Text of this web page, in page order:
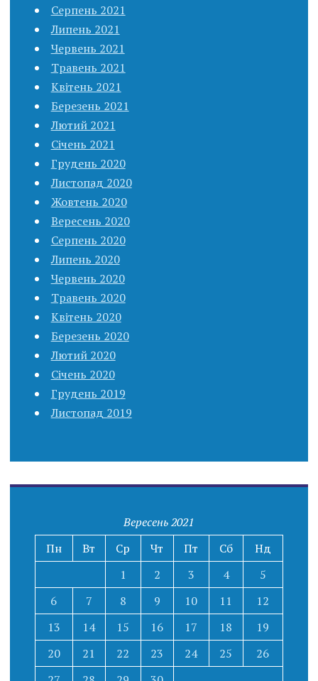
Серпень 2021
Липень 2021
Червень 2021
Травень 2021
Квітень 2021
Березень 2021
Лютий 2021
Січень 2021
Грудень 2020
Листопад 2020
Жовтень 2020
Вересень 2020
Серпень 2020
Липень 2020
Червень 2020
Травень 2020
Квітень 2020
Березень 2020
Лютий 2020
Січень 2020
Грудень 2019
Листопад 2019
Вересень 2021
Пн
Вт Ср Чт Пт Сб
Нд
1
2 3 4
5
6
7 8 9 10 11
12
13
14 15 16 17 18
19
20
21 22 23 24 25
26